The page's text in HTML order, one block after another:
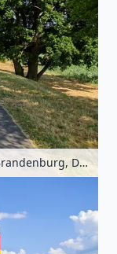
Deich an der Neiße bei Forst, Lausitz, Brandenburg, Deutschland